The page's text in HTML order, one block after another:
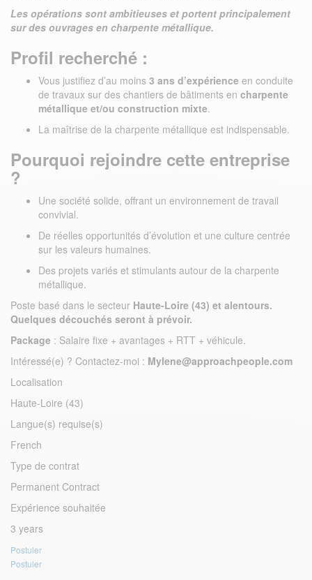
Les opérations sont ambitieuses et portent principalement
sur des ouvrages en charpente métallique.
Profil recherché :
Vous justifiez d’au moins 3 ans d’expérience en conduite
de travaux sur des chantiers de bâtiments en charpente
métallique et/ou construction mixte.
La maîtrise de la charpente métallique est indispensable.
Pourquoi rejoindre cette entreprise
?
Une société solide, offrant un environnement de travail
convivial.
De réelles opportunités d’évolution et une culture centrée
sur les valeurs humaines.
Des projets variés et stimulants autour de la charpente
métallique.
Poste basé dans le secteur Haute-Loire (43) et alentours.
Quelques découchés seront à prévoir.
Package : Salaire fixe + avantages + RTT + véhicule.
Intéressé(e) ? Contactez-moi : Mylene@approachpeople.com
Localisation
Haute-Loire (43)
Langue(s) requise(s)
French
Type de contrat
Permanent Contract
Expérience souhaitée
3 years
Postuler
Postuler